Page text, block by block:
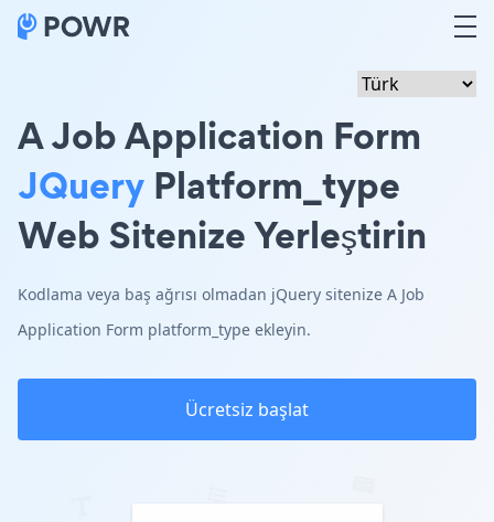
A Job Application Form
JQuery Platform_type
Web Sitenize Yerleştirin
Kodlama veya baş ağrısı olmadan jQuery sitenize A Job
Application Form platform_type ekleyin.
Ücretsiz başlat